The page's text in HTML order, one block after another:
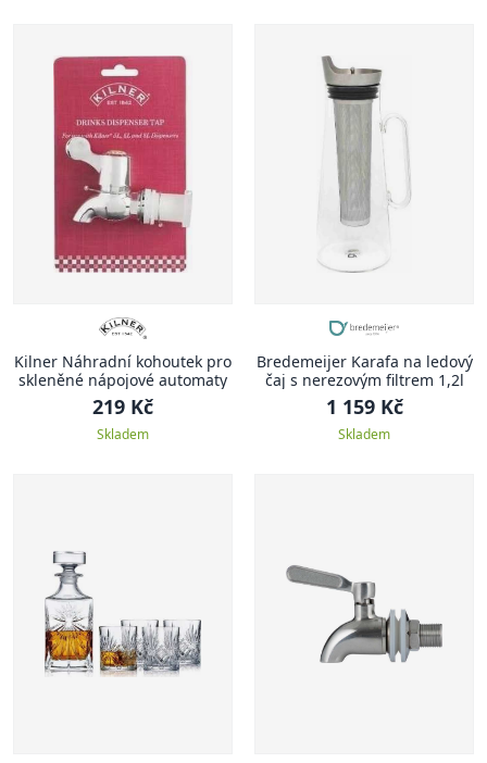
Kilner Náhradní kohoutek pro
skleněné nápojové automaty
219 Kč
Skladem
Bredemeijer Karafa na ledový
čaj s nerezovým filtrem 1,2l
1 159 Kč
Skladem